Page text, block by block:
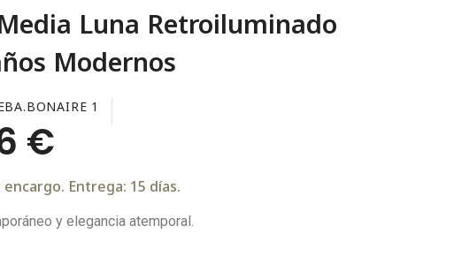
Luna Retroiluminado
Modernos
1
€
Entrega: 15 días.
y elegancia atemporal.